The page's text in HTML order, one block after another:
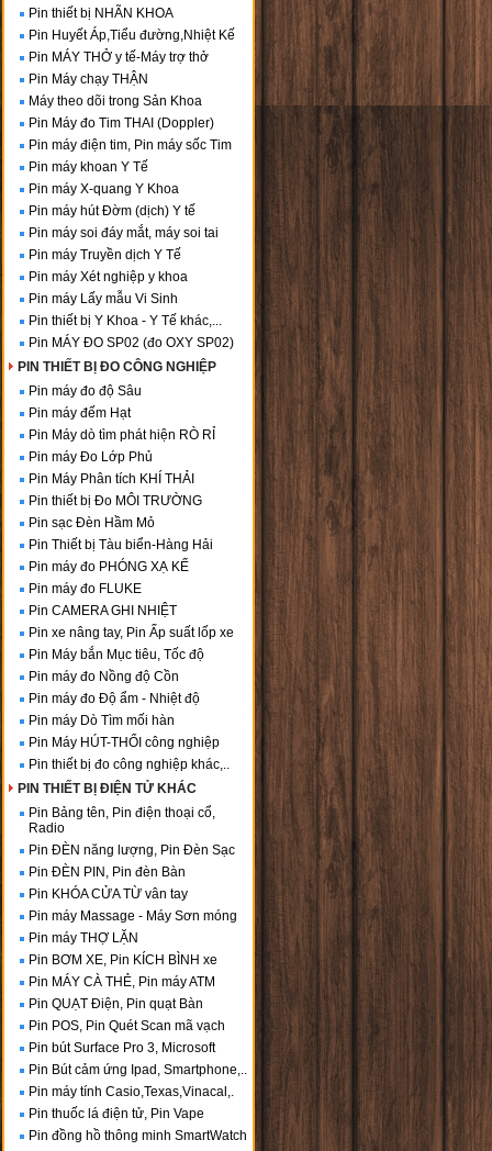
Pin thiết bị NHÃN KHOA
Pin Huyết Áp,Tiểu đường,Nhiệt Kế
Pin MÁY THỞ y tế-Máy trợ thở
Pin Máy chạy THẬN
Máy theo dõi trong Sản Khoa
Pin Máy đo Tim THAI (Doppler)
Pin máy điện tim, Pin máy sốc Tim
Pin máy khoan Y Tế
Pin máy X-quang Y Khoa
Pin máy hút Đờm (dịch) Y tế
Pin máy soi đáy mắt, máy soi tai
Pin máy Truyền dịch Y Tế
Pin máy Xét nghiệp y khoa
Pin máy Lấy mẫu Vi Sinh
Pin thiết bị Y Khoa - Y Tế khác,...
Pin MÁY ĐO SP02 (đo OXY SP02)
PIN THIẾT BỊ ĐO CÔNG NGHIỆP
Pin máy đo độ Sâu
Pin máy đếm Hạt
Pin Máy dò tìm phát hiện RÒ RỈ
Pin máy Đo Lớp Phủ
Pin Máy Phân tích KHÍ THẢI
Pin thiết bị Đo MÔI TRƯỜNG
Pin sạc Đèn Hầm Mỏ
Pin Thiết bị Tàu biển-Hàng Hải
Pin máy đo PHÓNG XẠ KẾ
Pin máy đo FLUKE
Pin CAMERA GHI NHIỆT
Pin xe nâng tay, Pin Ấp suất lốp xe
Pin Máy bắn Mục tiêu, Tốc độ
Pin máy đo Nồng độ Cồn
Pin máy đo Độ ẩm - Nhiệt độ
Pin máy Dò Tìm mối hàn
Pin Máy HÚT-THỔI công nghiệp
Pin thiết bị đo công nghiệp khác,..
PIN THIẾT BỊ ĐIỆN TỬ KHÁC
Pin Bảng tên, Pin điện thoại cổ,
Radio
Pin ĐÈN năng lượng, Pin Đèn Sạc
Pin ĐÈN PIN, Pin đèn Bàn
Pin KHÓA CỬA TỪ vân tay
Pin máy Massage - Máy Sơn móng
Pin máy THỢ LẶN
Pin BƠM XE, Pin KÍCH BÌNH xe
Pin MÁY CÀ THẺ, Pin máy ATM
Pin QUẠT Điện, Pin quạt Bàn
Pin POS, Pin Quét Scan mã vạch
Pin bút Surface Pro 3, Microsoft
Pin Bút cảm ứng Ipad, Smartphone,..
Pin máy tính Casio,Texas,Vinacal,.
Pin thuốc lá điện tử, Pin Vape
Pin đồng hồ thông minh SmartWatch